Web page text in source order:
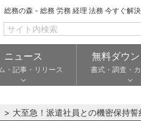
総務の森 - 総務 労務 経理 法務 今すぐ解決
ニュース
・記事・リリース
無料ダウ
書式・調査・
大至急！派遣社員との機密保持